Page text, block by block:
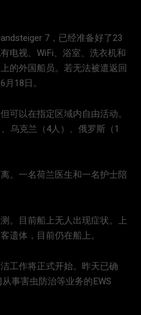
7，已经准备好了23
电视、WiFi、浴室、洗衣机和
的外国船员。若无法被遣返回
18日。
可以在指定区域内自由活动。
乌克兰（4人）、俄罗斯（1
。一名荷兰医生和一名护士陪
。目前船上无人出现症状。上
遗体，目前仍在船上。
工作将正式开始。昨天已确
事害虫防治等业务的EWS